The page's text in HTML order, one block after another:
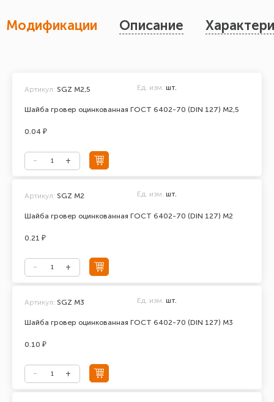
Модификации Описание
Шайба гровер оцинкованная ГОСТ 6402-70 (DIN 127) М2,5
Артикул: SGZ M2,5 Ед. изм. шт.
0.04 ₽
Шайба гровер оцинкованная ГОСТ 6402-70 (DIN 127) М2
Артикул: SGZ M2 Ед. изм. шт.
0.21 ₽
Шайба гровер оцинкованная ГОСТ 6402-70 (DIN 127) М3
Артикул: SGZ M3 Ед. изм. шт.
0.10 ₽